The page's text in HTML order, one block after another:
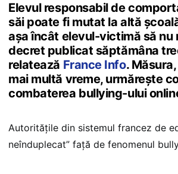
Elevul responsabil de
săi poate fi mutat la altă
așa încât elevul-victimă să
decret publicat săptămâna
relatează France Info.
mai multă vreme, urmărește
combaterea bullying-ului
Autoritățile din sistemul francez de
neînduplecat” față de fenomenul